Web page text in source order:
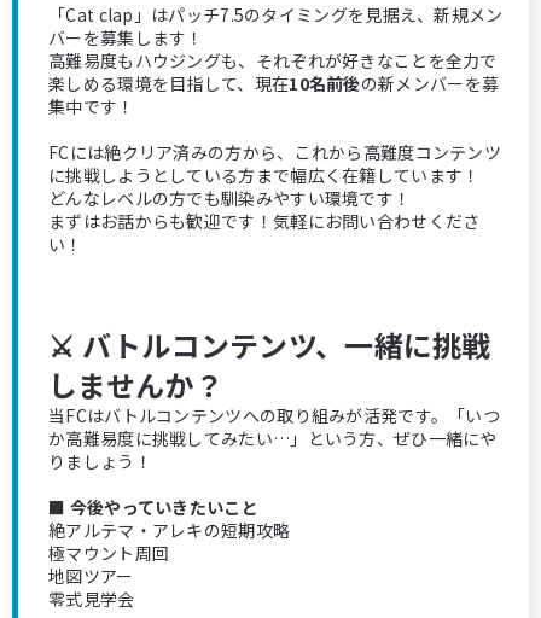
「Cat clap」はパッチ7.5のタイミングを見据え、新規メン
バーを募集します！
高難易度もハウジングも、それぞれが好きなことを全力で
楽しめる環境を目指して、現在10名前後の新メンバーを募
集中です！
FCには絶クリア済みの方から、これから高難度コンテンツ
に挑戦しようとしている方まで幅広く在籍しています！
どんなレベルの方でも馴染みやすい環境です！
まずはお話からも歓迎です！気軽にお問い合わせくださ
い！
⚔️ バトルコンテンツ、一緒に挑戦
しませんか？
当FCはバトルコンテンツへの取り組みが活発です。「いつ
か高難易度に挑戦してみたい…」という方、ぜひ一緒にや
りましょう！
■ 今後やっていきたいこと
絶アルテマ・アレキの短期攻略
極マウント周回
地図ツアー
零式見学会